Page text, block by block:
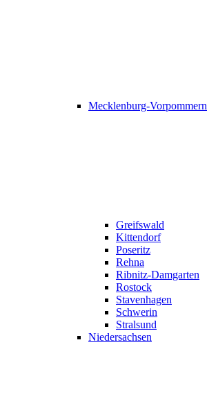
Mecklenburg-Vorpommern
Greifswald
Kittendorf
Poseritz
Rehna
Ribnitz-Damgarten
Rostock
Stavenhagen
Schwerin
Stralsund
Niedersachsen